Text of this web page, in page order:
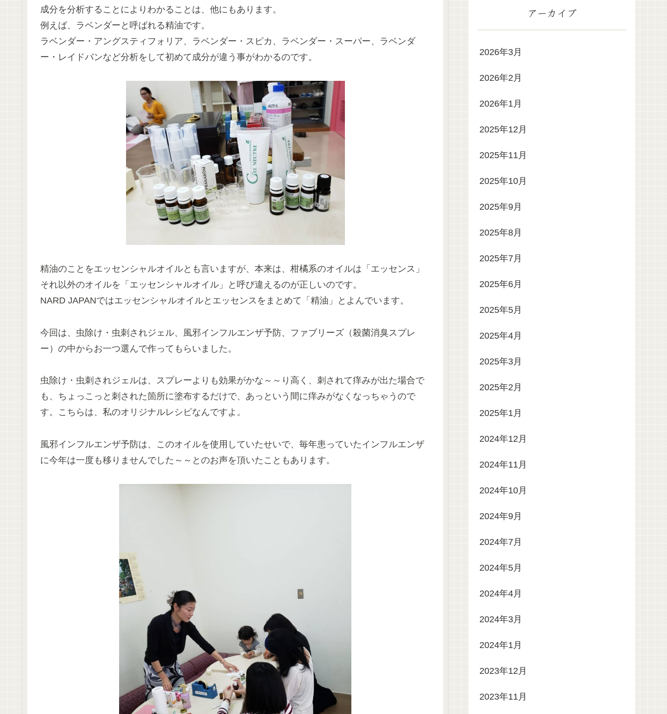
成分を分析することによりわかることは、他にもあります。
例えば、ラベンダーと呼ばれる精油です。
ラベンダー・アングスティフォリア、ラベンダー・スピカ、ラベンダー・スーパー、ラベンダ
ー・レイドバンなど分析をして初めて成分が違う事がわかるのです。
精油のことをエッセンシャルオイルとも言いますが、本来は、柑橘系のオイルは「エッセンス」
それ以外のオイルを「エッセンシャルオイル」と呼び違えるのが正しいのです。
NARD JAPANではエッセンシャルオイルとエッセンスをまとめて「精油」とよんでいます。
今回は、虫除け・虫刺されジェル、風邪インフルエンザ予防、ファブリーズ（殺菌消臭スプレ
ー）の中からお一つ選んで作ってもらいました。
虫除け・虫刺されジェルは、スプレーよりも効果がかな～～り高く、刺されて痒みが出た場合で
も、ちょっこっと刺された箇所に塗布するだけで、あっという間に痒みがなくなっちゃうので
す。こちらは、私のオリジナルレシピなんですよ。
風邪インフルエンザ予防は、このオイルを使用していたせいで、毎年患っていたインフルエンザ
に今年は一度も移りませんでした～～とのお声を頂いたこともあります。
アーカイブ
2026年3月
2026年2月
2026年1月
2025年12月
2025年11月
2025年10月
2025年9月
2025年8月
2025年7月
2025年6月
2025年5月
2025年4月
2025年3月
2025年2月
2025年1月
2024年12月
2024年11月
2024年10月
2024年9月
2024年7月
2024年5月
2024年4月
2024年3月
2024年1月
2023年12月
2023年11月